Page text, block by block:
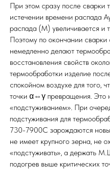
При этом сразу после сварки
истечении времени распада
распада (М) увеличивается и
Поэтому по окончании
немедленно делают
восстановления свойств
термообработки изделие
спокойном воздухе для того,
точки α⇔γ превращения. Это
«подстуживанием». При
подстуживания для
730-7900С зарождаются
не имеет крупного зерна, не
«подстуживать», а держать
подогрев выше критических